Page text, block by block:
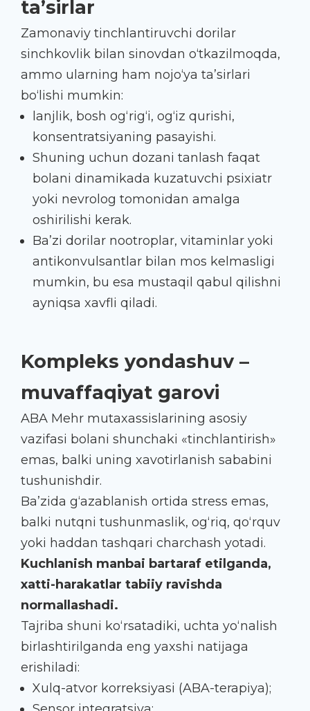
ta’sirlar
Zamonaviy tinchlantiruvchi dorilar
sinchkovlik bilan sinovdan o‘tkazilmoqda,
ammo ularning ham nojo‘ya ta’sirlari
bo‘lishi mumkin:
lanjlik, bosh og‘rig‘i, og‘iz qurishi,
konsentratsiyaning pasayishi.
Shuning uchun dozani tanlash faqat
bolani dinamikada kuzatuvchi psixiatr
yoki nevrolog tomonidan amalga
oshirilishi kerak.
Ba’zi dorilar nootroplar, vitaminlar yoki
antikonvulsantlar bilan mos kelmasligi
mumkin, bu esa mustaqil qabul qilishni
ayniqsa xavfli qiladi.
Kompleks yondashuv –
muvaffaqiyat garovi
ABA Mehr mutaxassislarining asosiy
vazifasi bolani shunchaki «tinchlantirish»
emas, balki uning xavotirlanish sababini
tushunishdir.
Ba’zida g‘azablanish ortida stress emas,
balki nutqni tushunmaslik, og‘riq, qo‘rquv
yoki haddan tashqari charchash yotadi.
Kuchlanish manbai bartaraf etilganda,
xatti-harakatlar tabiiy ravishda
normallashadi.
Tajriba shuni ko‘rsatadiki, uchta yo‘nalish
birlashtirilganda eng yaxshi natijaga
erishiladi:
Xulq-atvor korreksiyasi (ABA-terapiya);